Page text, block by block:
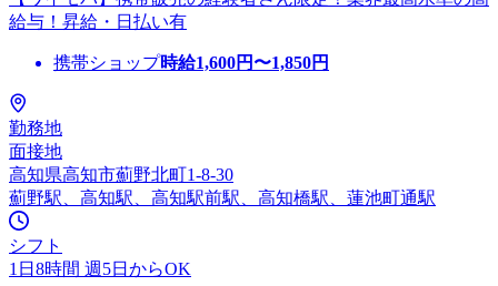
給与！昇給・日払い有
携帯ショップ時給1,600円〜1,850円
勤務地
面接地
高知県高知市薊野北町1-8-30
薊野駅、高知駅、高知駅前駅、高知橋駅、蓮池町通駅
シフト
1日8時間 週5日からOK